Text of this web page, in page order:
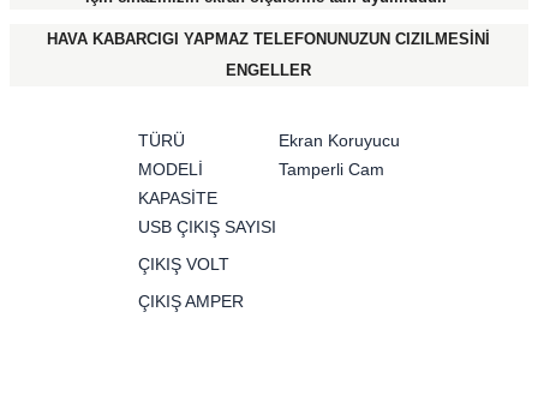
HAVA KABARCIGI YAPMAZ TELEFONUNUZUN CIZILMESİNİ
ENGELLER
TÜRÜ
Ekran Koruyucu
MODELİ
Tamperli Cam
KAPASİTE
USB ÇIKIŞ SAYISI
ÇIKIŞ VOLT
ÇIKIŞ AMPER